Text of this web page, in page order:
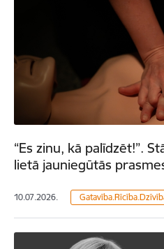
“Es zinu, kā palīdzēt!”.
lietā jauniegūtās
10.07.2026.